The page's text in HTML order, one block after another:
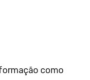
como